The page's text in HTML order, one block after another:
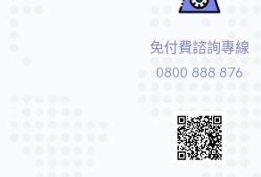
免付費諮詢專線
0800 888 876